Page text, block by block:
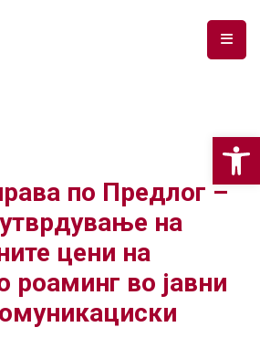
по Предлог –
на
цени на
роаминг во јавни